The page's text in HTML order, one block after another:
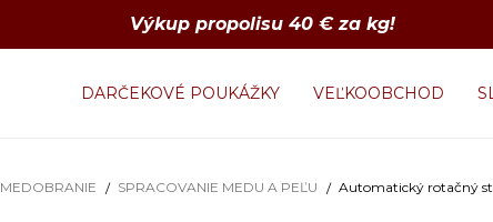
Výkup propolisu 40 € za kg!
DARČEKOVÉ POUKÁŽKY VEĽKOOBCHOD
MEDOBRANIE SPRACOVANIE MEDU A PEĽU Automatický rotačný